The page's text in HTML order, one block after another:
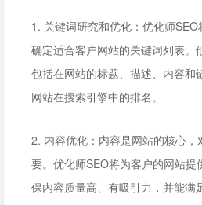
1. 关键词研究和优化：优化师SEO
确定适合客户网站的关键词列表。
包括在网站的标题、描述、内容和
网站在搜索引擎中的排名。
2. 内容优化：内容是网站的核心
要。优化师SEO将为客户的网站提
保内容质量高、有吸引力，并能满